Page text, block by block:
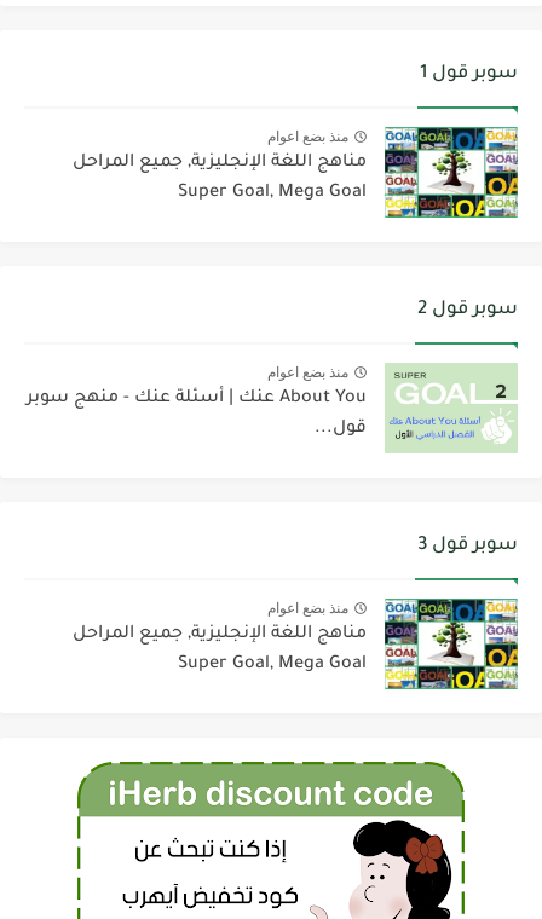
سوبر قول 1
منذ بضع اعوام
مناهج اللغة الإنجليزية, جميع المراحل
Super Goal, Mega Goal
سوبر قول 2
منذ بضع اعوام
About You عنك | أسئلة عنك - منهج سوبر
قول...
سوبر قول 3
منذ بضع اعوام
مناهج اللغة الإنجليزية, جميع المراحل
Super Goal, Mega Goal